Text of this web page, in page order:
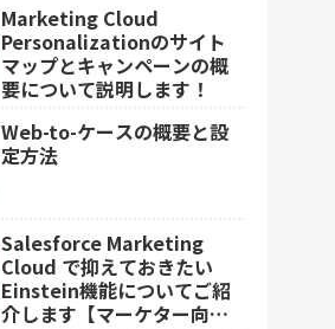
Marketing Cloud
Personalizationのサイト
マップとキャンペーンの概
要について説明します！
Web-to-ケースの概要と設
定方法
Salesforce Marketing
Cloud で抑えておきたい
Einstein機能についてご紹
介します【マーケター向